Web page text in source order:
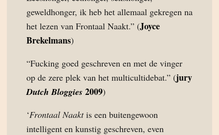
geweldhonger, ik heb het allemaal gekregen na
het lezen van Frontaal Naakt.” (Joyce
Brekelmans)
“Fucking goed geschreven en met de vinger
op de zere plek van het multicultidebat.” (jury
Dutch Bloggies 2009)
‘Frontaal Naaktis een buitengewoon
intelligent en kunstig geschreven, even